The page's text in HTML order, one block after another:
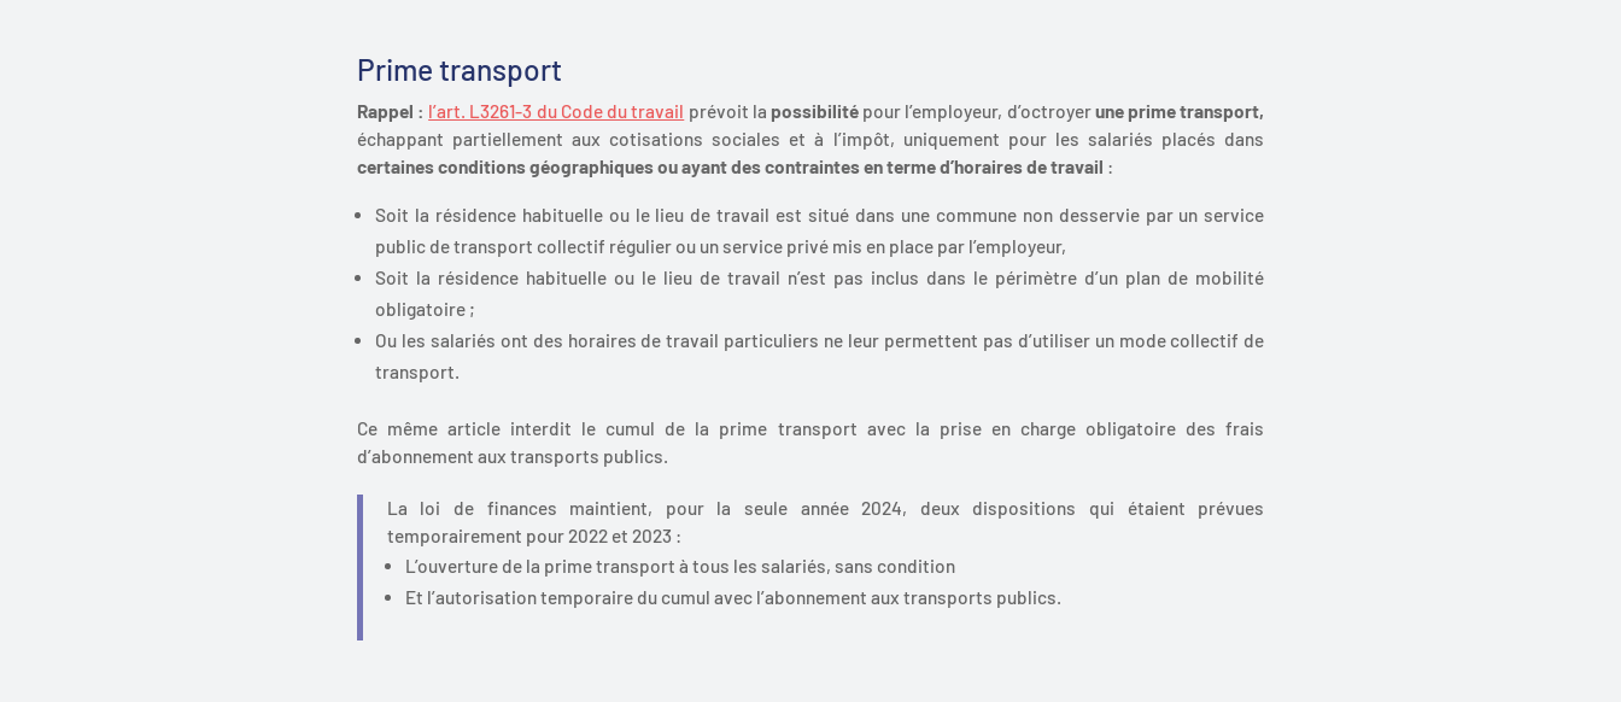
Prime transport
Rappel : l’art. L3261-3 du Code du travail prévoit la possibilitépour l’employeur, d’octroyerune prime transport,
échappant partiellement aux cotisations sociales et à l’impôt, uniquement pour les salariés placés dans
certaines conditions géographiques ou ayant des contraintes en terme d’horaires de travail :
Soit la résidence habituelle ou le lieu de travail est situé dans une commune non desservie par un service
public de transport collectif régulier ou un service privé mis en place par l’employeur,
Soit la résidence habituelle ou le lieu de travail n’est pas inclus dans le périmètre d’un plan de mobilité
obligatoire ;
Ou les salariés ont des horaires de travail particuliers ne leur permettent pas d’utiliser un mode collectif de
transport.
Ce même article interdit le cumul de la prime transport avec la prise en charge obligatoire des frais
d’abonnement aux transports publics.
La loi de finances maintient, pour la seule année 2024, deux dispositions qui étaient prévues
temporairement pour 2022 et 2023 :
L’ouverture de la prime transport à tous les salariés, sans condition
Et l’autorisation temporaire du cumul avec l’abonnement aux transports publics.